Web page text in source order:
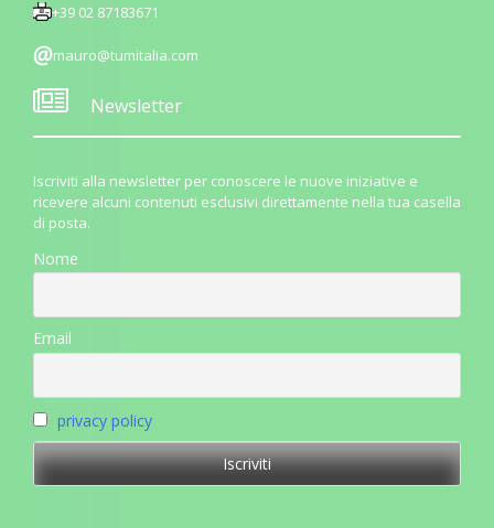
+39 02 87183671
mauro@tumitalia.com
Newsletter
Iscriviti alla newsletter per conoscere le nuove iniziative e
ricevere alcuni contenuti esclusivi direttamente nella tua casella
di posta.
Nome
Email
privacy policy